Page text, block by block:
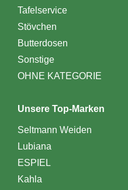
Tafelservice
Stövchen
Butterdosen
Sonstige
OHNE KATEGORIE
Unsere Top-Marken
Seltmann Weiden
Lubiana
ESPIEL
Kahla